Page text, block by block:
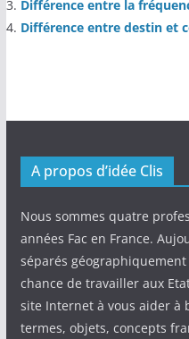
Différence entre la
Différence entre destin et
A propos d’idée Clis
Nous sommes quatre
années Fac en France.
séparés
chance de travailler aux
site Internet à vous aider à
termes, objets, concepts